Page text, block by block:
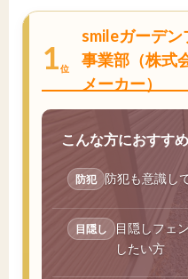
1位
smileガーデン
事業部（株式
メーカー）
こんな方におすすめ
防犯 防犯も意識し
目隠し
目隠しフェ
したい方